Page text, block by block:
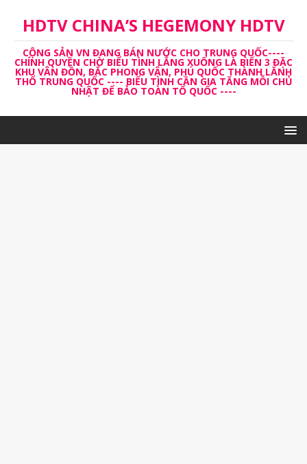
HDTV CHINA’S HEGEMONY HDTV
CỘNG SẢN VN ĐANG BÁN NƯỚC CHO TRUNG QUỐC----
CHÍNH QUYỀN CHỜ BIỂU TÌNH LẮNG XUỐNG LÀ BIẾN 3 ĐẶC
KHU VÂN ĐỒN, BẮC PHONG VÂN, PHÚ QUỐC THÀNH LĂNH
THỔ TRUNG QUỐC ---- BIỂU TÌNH CẦN GIA TĂNG MỖI CHỦ
NHẬT ĐỂ BẢO TOÀN TỔ QUỐC ----